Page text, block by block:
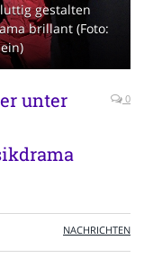
gestalten
brillant (Foto:
unter
0
NACHRICHTEN